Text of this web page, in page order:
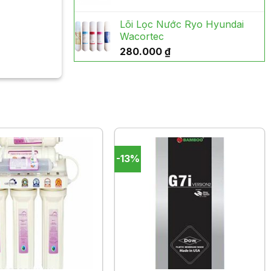
rắn
6.020.000 ₫. là:
Lõi Lọc Nước Ryo Hyundai
Wacortec
280.000 ₫
-13%